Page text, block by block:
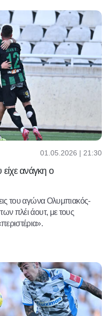
01.05.2026 | 21:30
είχε ανάγκη ο
του αγώνα Ολυμπιακός-
πλέι άουτ, με τους